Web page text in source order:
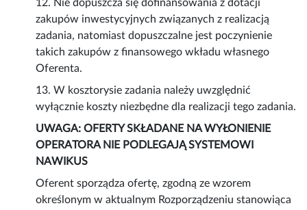
12. Nie dopuszcza się dofinansowania z dotacji
zakupów inwestycyjnych związanych z realizacją
zadania, natomiast dopuszczalne jest poczynienie
takich zakupów z finansowego wkładu własnego
Oferenta.
13. W kosztorysie zadania należy uwzględnić
wyłącznie koszty niezbędne dla realizacji tego zadania.
UWAGA: OFERTY SKŁADANE NA WYŁONIENIE
OPERATORA NIE PODLEGAJĄ SYSTEMOWI
NAWIKUS
Oferent sporządza ofertę, zgodną ze wzorem
określonym w aktualnym Rozporządzeniu stanowiąca